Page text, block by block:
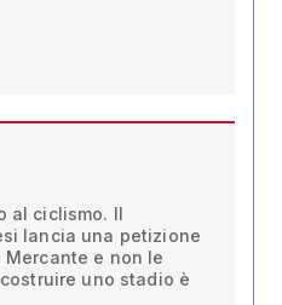
al ciclismo. Il
lancia una petizione
Mercante e non le
uno stadio è